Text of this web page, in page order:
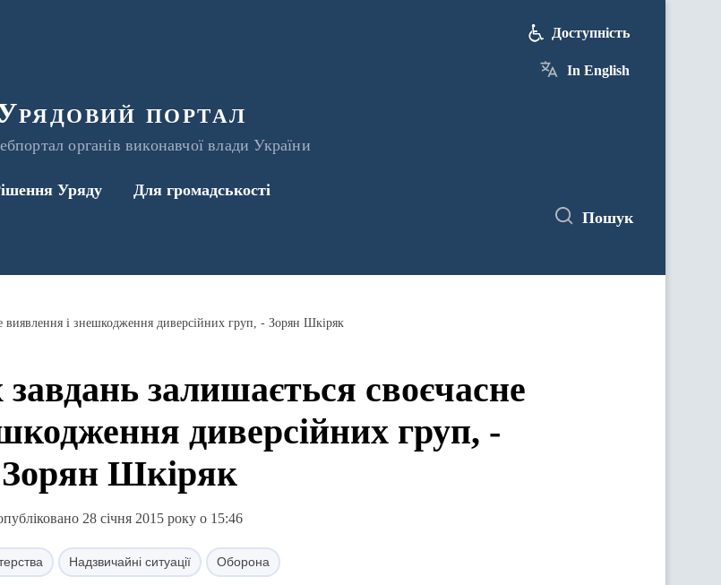
портал
органів виконавчої влади України
Доступність
In English
Уряду Для громадськості
Пошук
виявлення і знешкодження диверсійних груп, - Зорян Шкіряк
залишається своєчасне
диверсійних груп, -
Зорян Шкіряк
28 січня 2015 року о 15:46
Надзвичайні ситуації Оборона